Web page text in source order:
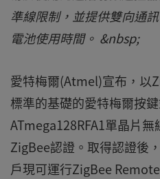
準線限制，並提供雙向通
電池使用時間。 &nbsp;
愛特梅爾(Atmel)宣布，以
標準的基礎的愛特梅爾按
ATmega128RFA1單晶片
ZigBee認證。取得認證後
戶現可運行ZigBee